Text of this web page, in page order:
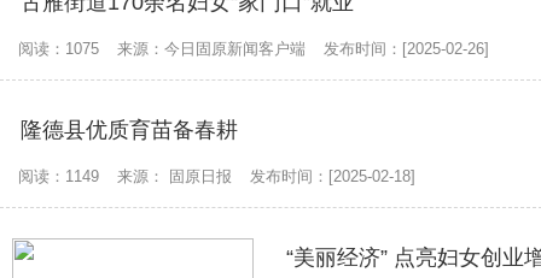
阅读：1075 来源：今日固原新闻客户端 发布时间：[2025-02-26]
隆德县优质育苗备春耕
阅读：1149 来源： 固原日报 发布时间：[2025-02-18]
“美丽经济” 点亮妇女创业